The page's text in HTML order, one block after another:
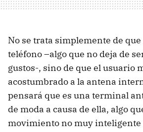
No se trata simplemente de
teléfono –algo que no deja de
gustos-, sino de que el usuario
acostumbrado a la antena
pensará que es una terminal
de moda a causa de ella, algo
movimiento no muy inteligente